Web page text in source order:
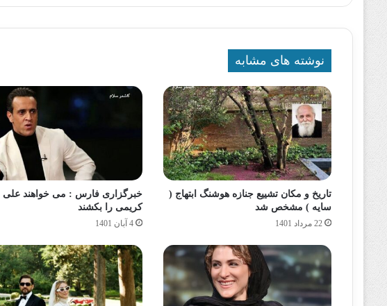
نوشته های مشابه
تاریخ و مکان تشییع جنازه هوشنگ ابتهاج (
سایه ) مشخص شد
22 مرداد 1401
خبرگزاری فارس : می خواهند علی
کریمی را بکشند
4 آبان 1401